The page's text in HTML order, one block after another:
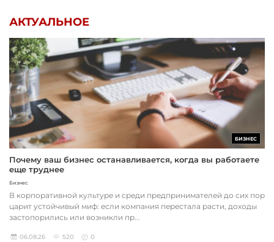
АКТУАЛЬНОЕ
БИЗНЕС
Почему ваш бизнес останавливается, когда вы работаете
еще труднее
Бизнес
В корпоративной культуре и среди предпринимателей до сих пор
царит устойчивый миф: если компания перестала расти, доходы
застопорились или возникли пр...
06.08.26 520 0